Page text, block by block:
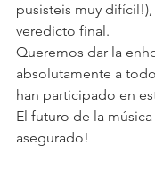
pusisteis muy
veredicto final.
Queremos dar la
absolutamente a
han participado en
El futuro de la
asegurado!